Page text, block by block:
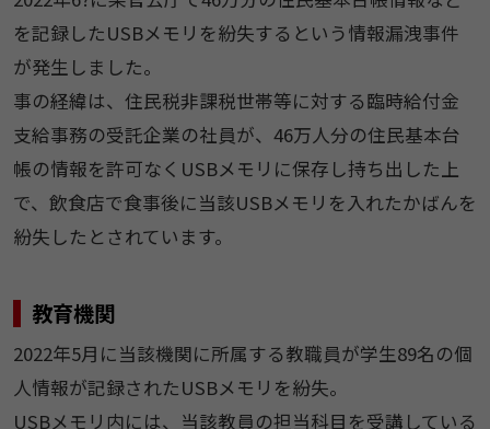
を記録したUSBメモリを紛失するという情報漏洩事件
が発生しました。
事の経緯は、住民税非課税世帯等に対する臨時給付金
支給事務の受託企業の社員が、46万人分の住民基本台
帳の情報を許可なくUSBメモリに保存し持ち出した上
で、飲食店で食事後に当該USBメモリを入れたかばんを
紛失したとされています。
教育機関
2022年5月に当該機関に所属する教職員が学生89名の個
人情報が記録されたUSBメモリを紛失。
USBメモリ内には、当該教員の担当科目を受講している